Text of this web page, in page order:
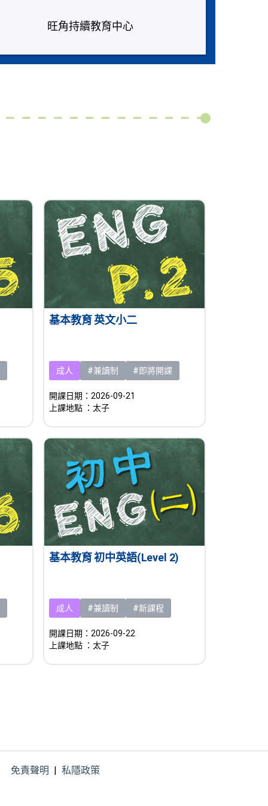
旺角持續教育中心
基本教育 英文小二
成人 #兼讀制 #即將開課
開課日期：2026-09-21
上課地點 ：太子
基本教育 初中英語(Level 2)
成人 #兼讀制 #新課程
開課日期：2026-09-22
上課地點 ：太子
免責聲明 私隱政策